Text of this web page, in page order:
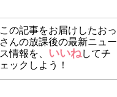
この記事をお届けしたおっ
さんの放課後の最新ニュー
ス情報を、 いいねしてチ
ェックしよう！